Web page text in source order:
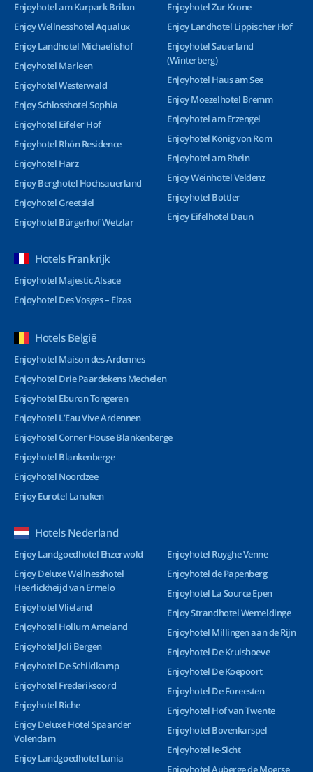
Enjoyhotel am Kurpark Brilon
Enjoy Wellnesshotel Aqualux
Enjoy Landhotel Michaelishof
Enjoyhotel Marleen
Enjoyhotel Westerwald
Enjoy Schlosshotel Sophia
Enjoyhotel Eifeler Hof
Enjoyhotel Rhön Residence
Enjoyhotel Harz
Enjoy Berghotel Hochsauerland
Enjoyhotel Greetsiel
Enjoyhotel Bürgerhof Wetzlar
Enjoyhotel Zur Krone
Enjoy Landhotel Lippischer Hof
Enjoyhotel Sauerland
(Winterberg)
Enjoyhotel Haus am See
Enjoy Moezelhotel Bremm
Enjoyhotel am Erzengel
Enjoyhotel König von Rom
Enjoyhotel am Rhein
Enjoy Weinhotel Veldenz
Enjoyhotel Bottler
Enjoy Eifelhotel Daun
Hotels Frankrijk
Enjoyhotel Majestic Alsace
Enjoyhotel Des Vosges – Elzas
Hotels België
Enjoyhotel Maison des Ardennes
Enjoyhotel Drie Paardekens Mechelen
Enjoyhotel Eburon Tongeren
Enjoyhotel L’Eau Vive Ardennen
Enjoyhotel Corner House Blankenberge
Enjoyhotel Blankenberge
Enjoyhotel Noordzee
Enjoy Eurotel Lanaken
Hotels Nederland
Enjoy Landgoedhotel Ehzerwold
Enjoy Deluxe Wellnesshotel
Heerlickheijd van Ermelo
Enjoyhotel Vlieland
Enjoyhotel Hollum Ameland
Enjoyhotel Joli Bergen
Enjoyhotel De Schildkamp
Enjoyhotel Frederiksoord
Enjoyhotel Riche
Enjoy Deluxe Hotel Spaander
Volendam
Enjoy Landgoedhotel Lunia
Enjoyhotel Ruyghe Venne
Enjoyhotel de Papenberg
Enjoyhotel La Source Epen
Enjoy Strandhotel Wemeldinge
Enjoyhotel Millingen aan de Rijn
Enjoyhotel De Kruishoeve
Enjoyhotel De Koepoort
Enjoyhotel De Foreesten
Enjoyhotel Hof van Twente
Enjoyhotel Bovenkarspel
Enjoyhotel Ie-Sicht
Enjoyhotel Auberge de Moerse